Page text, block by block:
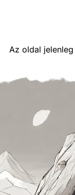
Az oldal